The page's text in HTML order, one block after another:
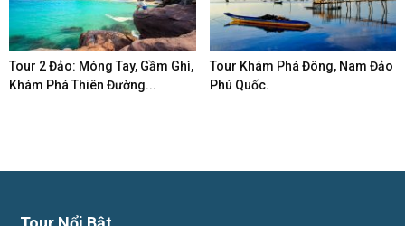
Tour 2 Đảo: Móng Tay, Gầm Ghì,
Khám Phá Thiên Đường...
Tour Khám Phá Đông, Nam Đảo
Phú Quốc.